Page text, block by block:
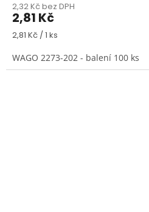
2,32 Kč bez DPH
2,81 Kč
Měrná
2,81 Kč / 1 ks
WAGO 2273-202 - balení 100 ks